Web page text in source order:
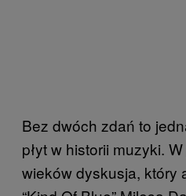
Bez dwóch zdań to
płyt w historii muzyki.
wieków dyskusja, który